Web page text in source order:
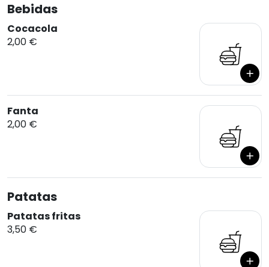
Bebidas
Cocacola
2,00 €
Fanta
2,00 €
Patatas
Patatas fritas
3,50 €